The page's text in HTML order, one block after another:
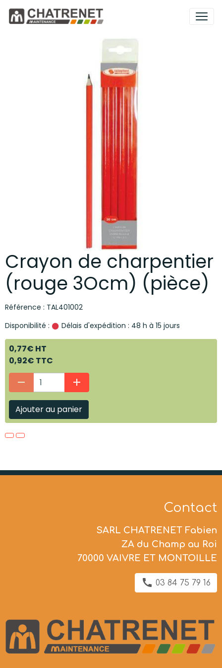
Crayon de charpentier
(rouge 3Ocm) (pièce)
Référence : TAL401002
Disponibilité :
Délais d'expédition : 48 h à 15 jours
0,77€ HT
0,92€ TTC
Ajouter au panier
Contact
SARL CHATRENET Fabien
ZA du Champ au Roi
70000 VAIVRE ET MONTOILLE
03 84 75 79 16